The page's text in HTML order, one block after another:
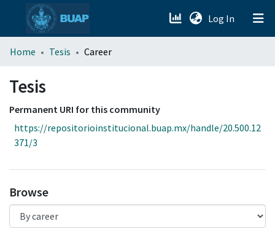
Log In (current)
menu.section.about_menu
All of DSpace
Home Tesis Career
Tesis
Permanent URI for this community
https://repositorioinstitucional.buap.mx/handle/20.500.12
371/3
Browse